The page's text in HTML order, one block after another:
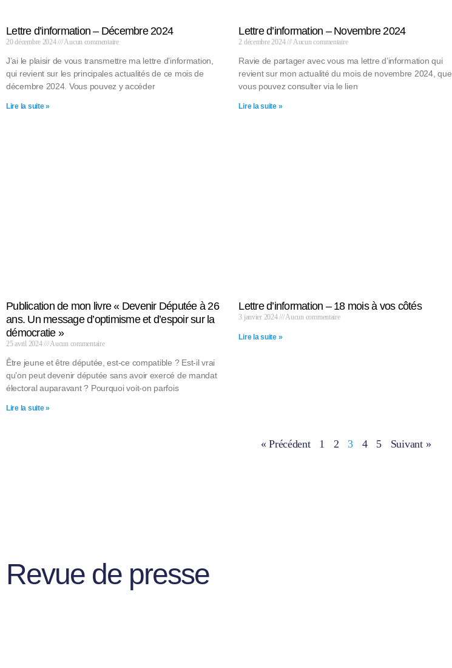
Lettre d’information – Décembre 2024
20 décembre 2024 Aucun commentaire
J’ai le plaisir de vous transmettre ma lettre d’information,
qui revient sur les principales actualités de ce mois de
décembre 2024. Vous pouvez y accéder
Lire la suite »
Lettre d’information – Novembre 2024
2 décembre 2024 Aucun commentaire
Ravie de partager avec vous ma lettre d’information qui
revient sur mon actualité du mois de novembre 2024, que
vous pouvez consulter via le lien
Lire la suite »
Publication de mon livre « Devenir Députée à 26
ans. Un message d’optimisme et d’espoir sur la
démocratie »
25 avril 2024 Aucun commentaire
Être jeune et être députée, est-ce compatible ? Est-il vrai
qu’on peut devenir députée sans avoir exercé de mandat
électoral auparavant ? Pourquoi voit-on parfois
Lire la suite »
Lettre d’information – 18 mois à vos côtés
3 janvier 2024 Aucun commentaire
Lire la suite »
« Précédent 1 2 3 4 5 Suivant »
Revue de presse